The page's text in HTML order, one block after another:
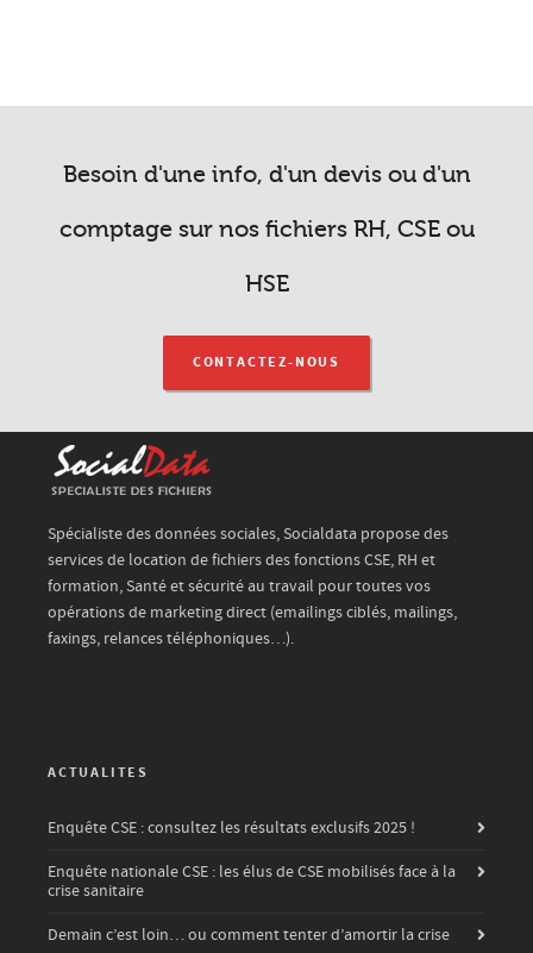
Besoin d'une info, d'un devis ou d'un
comptage sur nos fichiers RH, CSE ou
HSE
CONTACTEZ-NOUS
Spécialiste des données sociales, Socialdata propose des
services de location de fichiers des fonctions CSE, RH et
formation, Santé et sécurité au travail pour toutes vos
opérations de marketing direct (emailings ciblés, mailings,
faxings, relances téléphoniques…).
ACTUALITES
Enquête CSE : consultez les résultats exclusifs 2025 !
Enquête nationale CSE : les élus de CSE mobilisés face à la
crise sanitaire
Demain c’est loin… ou comment tenter d’amortir la crise